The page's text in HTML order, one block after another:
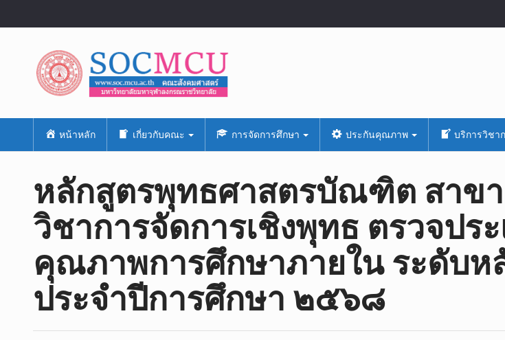
หน้าหลัก เกี่ยวกับคณะ การจัดการศึกษา ประกันคุณภาพ บริการวิชา
หลักสูตรพุทธศาสตรบัณฑิต สาขา
วิชาการจัดการเชิงพุทธ ตรวจปร
คุณภาพการศึกษาภายใน ระดับห
ประจำปีการศึกษา ๒๕๖๘